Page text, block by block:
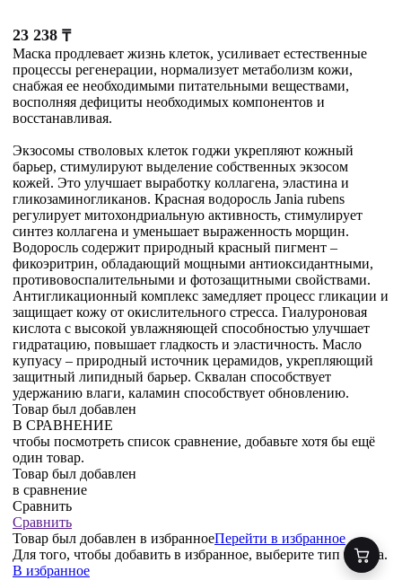
23 238 ₸
Маска продлевает жизнь клеток, усиливает естественные
процессы регенерации, нормализует метаболизм кожи,
снабжая ее необходимыми питательными веществами,
восполняя дефициты необходимых компонентов и
восстанавливая.
Экзосомы стволовых клеток годжи укрепляют кожный
барьер, стимулируют выделение собственных экзосом
кожей. Это улучшает выработку коллагена, эластина и
гликозаминогликанов. Красная водоросль Jania rubens
регулирует митохондриальную активность, стимулирует
синтез коллагена и уменьшает выраженность морщин.
Водоросль содержит природный красный пигмент –
фикоэритрин, обладающий мощными антиоксидантными,
противовоспалительными и фотозащитными свойствами.
Антигликационный комплекс замедляет процесс гликации и
защищает кожу от окислительного стресса. Гиалуроновая
кислота с высокой увлажняющей способностью улучшает
гидратацию, повышает гладкость и эластичность. Масло
купуасу – природный источник церамидов, укрепляющий
защитный липидный барьер. Сквалан способствует
удержанию влаги, каламин способствует обновлению.
Товар был добавлен
В СРАВНЕНИЕ
чтобы посмотреть список сравнение, добавьте хотя бы ещё
один товар.
Товар был добавлен
в сравнение
Сравнить
Сравнить
Товар был добавлен в избранноеПерейти в избранное
Для того, чтобы добавить в избранное, выберите тип товара.
В избранное